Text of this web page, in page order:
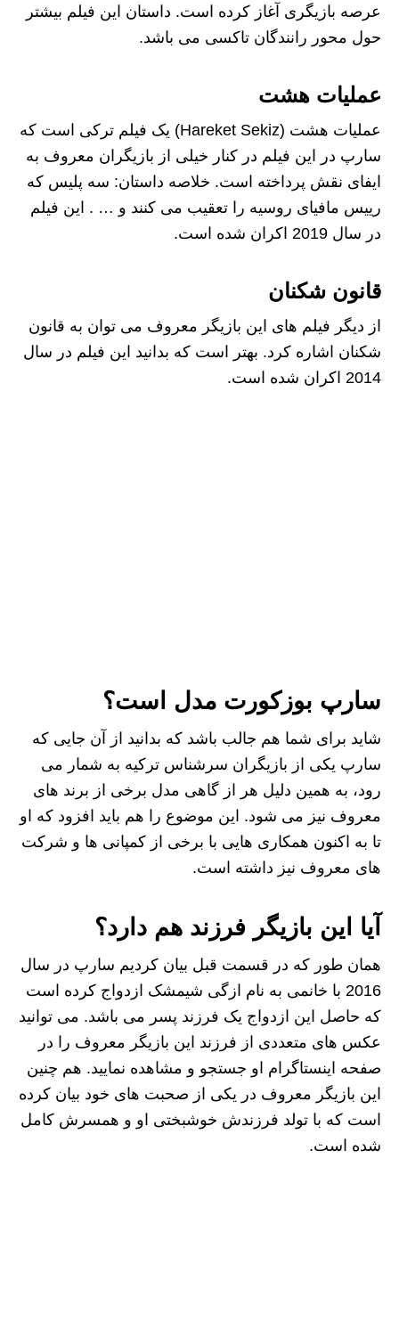
عرصه بازیگری آغاز کرده است. داستان این فیلم بیشتر
حول محور رانندگان تاکسی می باشد.
عملیات هشت
عملیات هشت (Hareket Sekiz) یک فیلم ترکی است که
سارپ در این فیلم در کنار خیلی از بازیگران معروف به
ایفای نقش پرداخته است. خلاصه داستان: سه پلیس که
رییس مافیای روسیه را تعقیب می کنند و … . این فیلم
در سال 2019 اکران شده است.
قانون شکنان
از دیگر فیلم‌ های این بازیگر معروف می‌ توان به قانون
شکنان اشاره کرد. بهتر است که بدانید این فیلم در سال
2014 اکران شده است.
سارپ بوزکورت مدل است؟
شاید برای شما هم جالب باشد که بدانید از آن جایی که
سارپ یکی از بازیگران سرشناس ترکیه به شمار می‌
رود، به همین دلیل هر از گاهی مدل برخی از برند های
معروف نیز می‌ شود. این موضوع را هم باید افزود که او
تا به اکنون همکاری‌ هایی با برخی از کمپانی ها و شرکت
های معروف نیز داشته است.
آیا این بازیگر فرزند هم دارد؟
همان طور که در قسمت قبل بیان کردیم سارپ در سال
2016 با خانمی به نام ازگی شیمشک ازدواج کرده است
که حاصل این ازدواج یک فرزند پسر می باشد. می توانید
عکس های متعددی از فرزند این بازیگر معروف را در
صفحه اینستاگرام او جستجو و مشاهده نمایید. هم چنین
این بازیگر معروف در یکی از صحبت های خود بیان کرده
است که با تولد فرزندش خوشبختی او و همسرش کامل
شده است.